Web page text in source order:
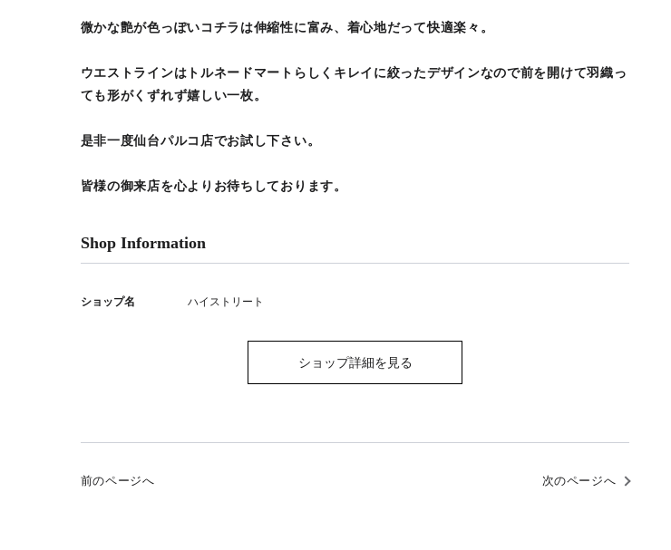
微かな艶が色っぽいコチラは伸縮性に富み、着心地だって快適楽々。
ウエストラインはトルネードマートらしくキレイに絞ったデザインなので前を開けて羽織っ
ても形がくずれず嬉しい一枚。
是非一度仙台パルコ店でお試し下さい。
皆様の御来店を心よりお待ちしております。
Shop Information
ショップ名 ハイストリート
ショップ詳細を見る
前のページへ 次のページへ